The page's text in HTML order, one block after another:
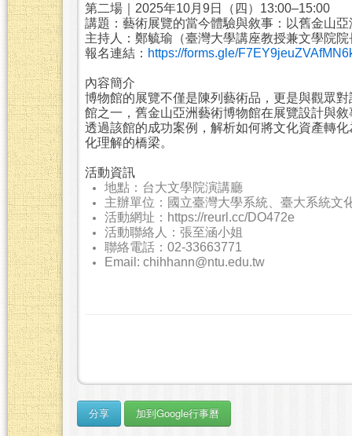
第二場｜2025年10月9日（四）13:00–15:00
講題：藝術展覽的當今體驗與敘事：以舊金山
主持人：鄭毓瑜（臺灣大學講座教授兼文學院
報名連結： https://forms.gle/
內容簡介
博物館的展覽不僅是陳列藝術品，更是與觀眾
館之一，舊金山亞洲藝術博物館在展覽設計與
透過該館的成功案例，解析如何將文化資產轉
化理解的橋梁。
活動資訊
地點：台大文學院演講廳
主辦單位：國立臺灣大學系統、臺大系統文
活動網址：https://reurl.cc/DO472e
活動聯絡人：張至涵小姐
聯絡電話：02-33663771
Email: chihhann@ntu.edu.tw